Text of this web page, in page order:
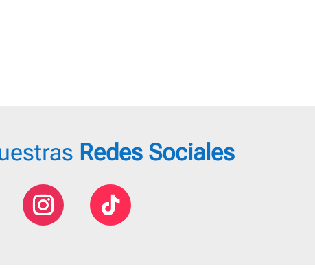
Redes Sociales